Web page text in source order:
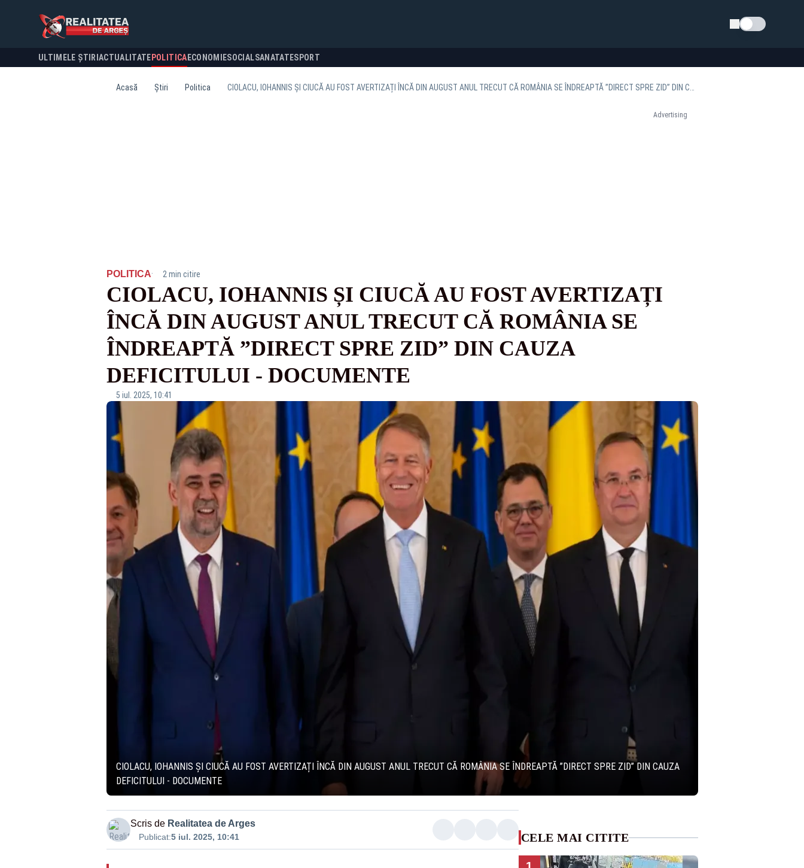
Schimba tema
ULTIMELE ȘTIRI ACTUALITATE POLITICA ECONOMIESOCIALSANATATESPORT
Acasă Știri Politica
Advertising
POLITICA· 2 min citire
CIOLACU, IOHANNIS ȘI CIUCĂ AU FOST AVERTIZAȚI
ÎNCĂ DIN AUGUST ANUL TRECUT CĂ ROMÂNIA SE
ÎNDREAPTĂ ”DIRECT SPRE ZID” DIN CAUZA
DEFICITULUI - DOCUMENTE
5 iul. 2025, 10:41
CIOLACU, IOHANNIS ȘI CIUCĂ AU FOST AVERTIZAȚI ÎNCĂ DIN AUGUST ANUL TRECUT CĂ ROMÂNIA SE ÎNDREAPTĂ ”DIRECT SPRE ZID” DIN CAUZA
DEFICITULUI - DOCUMENTE
Scris de Realitatea de Arges
Publicat:5 iul. 2025, 10:41 CELE MAI CITITE